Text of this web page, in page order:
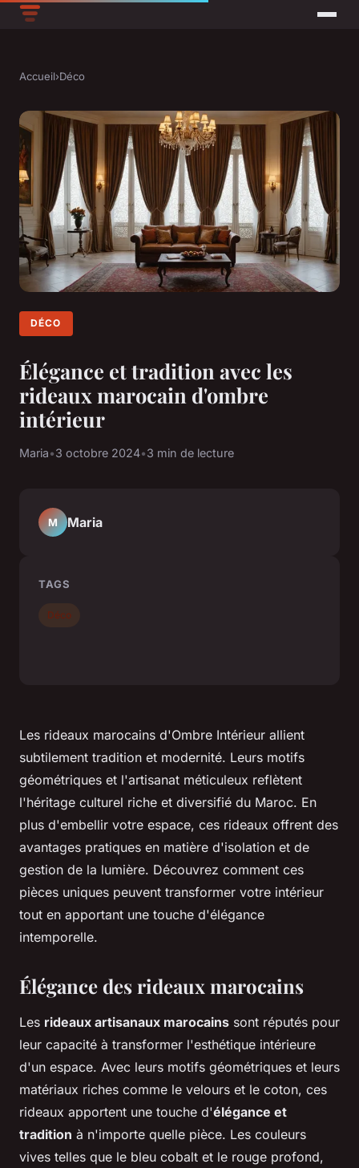
Accueil›Déco
DÉCO
Élégance et tradition avec les
rideaux marocain d'ombre
intérieur
Maria•3 octobre 2024•3 min de lecture
Les rideaux marocains d'Ombre Intérieur allient
subtilement tradition et modernité. Leurs motifs
géométriques et l'artisanat méticuleux reflètent
l'héritage culturel riche et diversifié du Maroc. En
plus d'embellir votre espace, ces rideaux offrent des
avantages pratiques en matière d'isolation et de
gestion de la lumière. Découvrez comment ces
pièces uniques peuvent transformer votre intérieur
tout en apportant une touche d'élégance
intemporelle.
Élégance des rideaux marocains
Les rideaux artisanaux marocains sont réputés pour
leur capacité à transformer l'esthétique intérieure
d'un espace. Avec leurs motifs géométriques et leurs
matériaux riches comme le velours et le coton, ces
rideaux apportent une touche d'élégance et
tradition à n'importe quelle pièce. Les couleurs
vives telles que le bleu cobalt et le rouge profond,
M Maria
TAGS
Déco